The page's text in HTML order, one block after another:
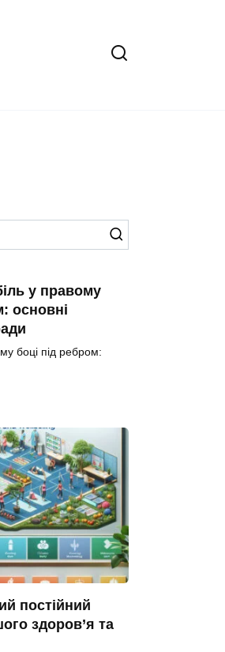
у правому
основні
боці під ребром:
постійний
здоров’я та